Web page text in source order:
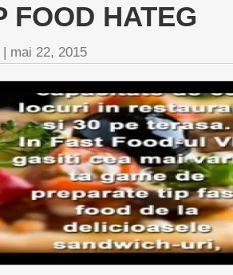
FOOD HATEG
| mai 22, 2015